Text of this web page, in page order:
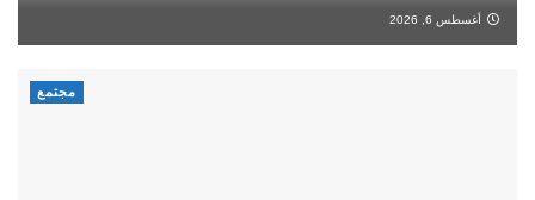
أغسطس 6, 2026
مجتمع